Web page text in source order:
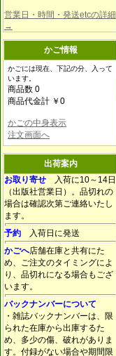
営業日・時間・発送etcの詳細
→
かご情報
かごには現在、下記の分、入って
います。
商品数 0
商品代金計 ￥0
かごの中身表示
注文画面へ
出荷案内
お取り寄せ 入荷に10～14日
（出版社営業日）。品切れの
場合は確認次第ご連絡いたし
ます。
予約 入荷日に発送
かごへ店舗在庫と共有にた
め、ご注文のタイミングによ
り、品切れになる場合もござ
います。
バックナンバーについて
・雑誌バックナンバーは、限
られた在庫から出庫するた
め、多少の傷、破れがありま
す。付録がない場合や期間限